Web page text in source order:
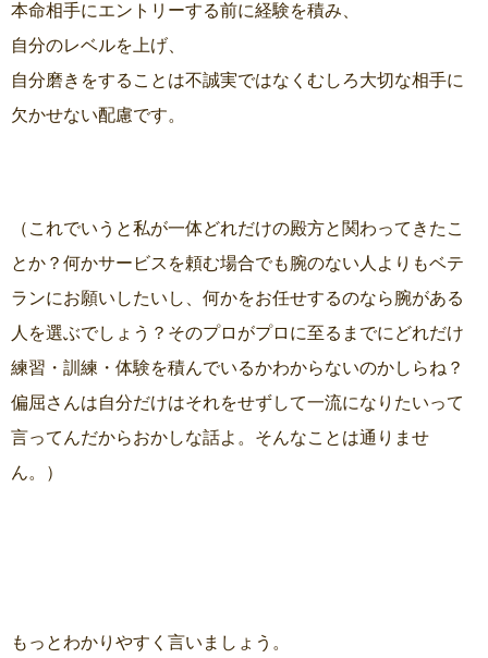
本命相手にエントリーする前に経験を積み、
自分のレベルを上げ、
自分磨きをすることは不誠実ではなくむしろ大切な相手に
欠かせない配慮です。
（これでいうと私が一体どれだけの殿方と関わってきたこ
とか？何かサービスを頼む場合でも腕のない人よりもベテ
ランにお願いしたいし、何かをお任せするのなら腕がある
人を選ぶでしょう？そのプロがプロに至るまでにどれだけ
練習・訓練・体験を積んでいるかわからないのかしらね？
偏屈さんは自分だけはそれをせずして一流になりたいって
言ってんだからおかしな話よ。そんなことは通りませ
ん。）
もっとわかりやすく言いましょう。